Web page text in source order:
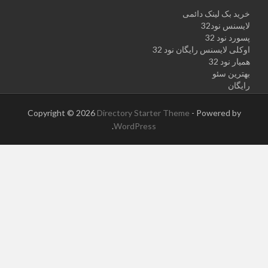
خرید بک لینک دائمی
لایسنس نود32
پسورد نود 32
اوکلی لایسنس رایگان نود 32
همیار نود 32
بهترین سئو
رایگان
Copyright © 2026 Directory Starter Theme - Powered by
WordPress
.